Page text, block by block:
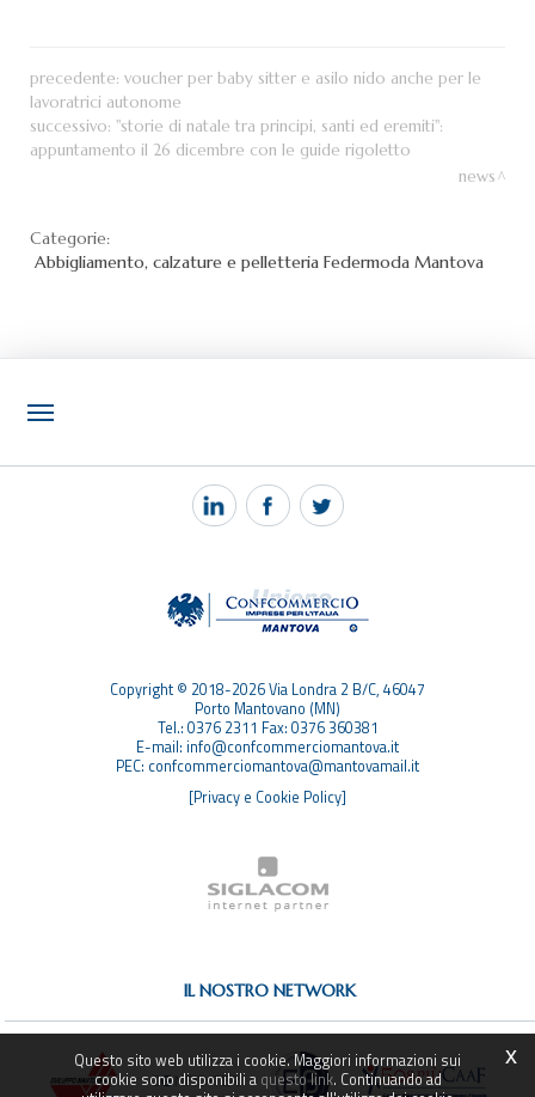
precedente: voucher per baby sitter e asilo nido anche per le
lavoratrici autonome
successivo: "storie di natale tra principi, santi ed eremiti":
appuntamento il 26 dicembre con le guide rigoletto
news
Categorie:
Abbigliamento, calzature e pelletteria Federmoda Mantova
NOTIZIE
PEC MANTOVA MAIL
Copyright © 2018-2026 Via Londra 2 B/C, 46047
Porto Mantovano (MN)
Tel.: 0376 2311 Fax: 0376 360381
E-mail: info@confcommerciomantova.it
PEC: confcommerciomantova@mantovamail.it
[Privacy e Cookie Policy]
x
Questo sito web utilizza i cookie. Maggiori informazioni sui
cookie sono disponibili a questo link. Continuando ad
IL NOSTRO NETWORK